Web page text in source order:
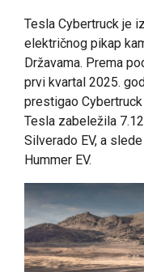
Tesla Cybertruck je
električnog pikap
Državama. Prema
prvi kvartal 2025.
prestigao
Tesla zabeležila
Silverado EV, a
Hummer EV.